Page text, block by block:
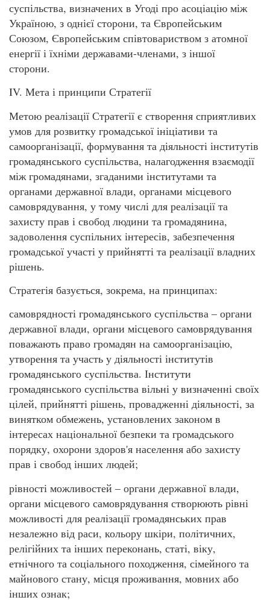
суспільства, визначених в Угоді про асоціацію між
Україною, з однієї сторони, та Європейським
Союзом, Європейським співтовариством з атомної
енергії і їхніми державами-членами, з іншої
сторони.
IV. Мета і принципи Стратегії
Метою реалізації Стратегії є створення сприятливих
умов для розвитку громадської ініціативи та
самоорганізації, формування та діяльності інститутів
громадянського суспільства, налагодження взаємодії
між громадянами, згаданими інститутами та
органами державної влади, органами місцевого
самоврядування, у тому числі для реалізації та
захисту прав і свобод людини та громадянина,
задоволення суспільних інтересів, забезпечення
громадської участі у прийнятті та реалізації владних
рішень.
Стратегія базується, зокрема, на принципах:
самоврядності громадянського суспільства – органи
державної влади, органи місцевого самоврядування
поважають право громадян на самоорганізацію,
утворення та участь у діяльності інститутів
громадянського суспільства. Інститути
громадянського суспільства вільні у визначенні своїх
цілей, прийнятті рішень, провадженні діяльності, за
винятком обмежень, установлених законом в
інтересах національної безпеки та громадського
порядку, охорони здоров'я населення або захисту
прав і свобод інших людей;
рівності можливостей – органи державної влади,
органи місцевого самоврядування створюють рівні
можливості для реалізації громадянських прав
незалежно від раси, кольору шкіри, політичних,
релігійних та інших переконань, статі, віку,
етнічного та соціального походження, сімейного та
майнового стану, місця проживання, мовних або
інших ознак;